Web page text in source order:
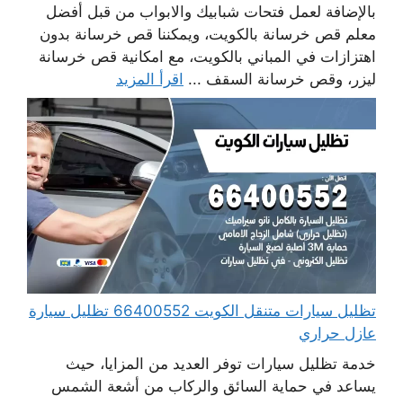
بالإضافة لعمل فتحات شبابيك والابواب من قبل أفضل
معلم قص خرسانة بالكويت، ويمكننا قص خرسانة بدون
اهتزازات في المباني بالكويت، مع امكانية قص خرسانة
ليزر، وقص خرسانة السقف ... اقرأ المزيد
تظليل سيارات متنقل الكويت 66400552 تظليل سيارة
عازل حراري
خدمة تظليل سيارات توفر العديد من المزايا، حيث
يساعد في حماية السائق والركاب من أشعة الشمس